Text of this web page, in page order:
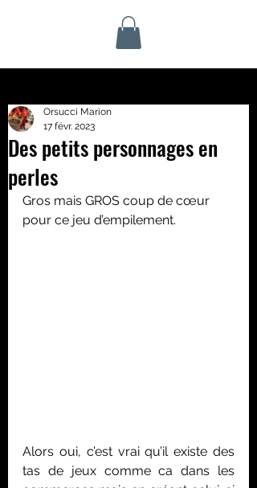
Des petits personnages en
perles
Orsucci Marion
17 févr. 2023
Gros mais GROS coup de cœur
pour ce jeu d’empilement.
Alors oui, c’est vrai qu’il existe des
tas de jeux comme ca dans les